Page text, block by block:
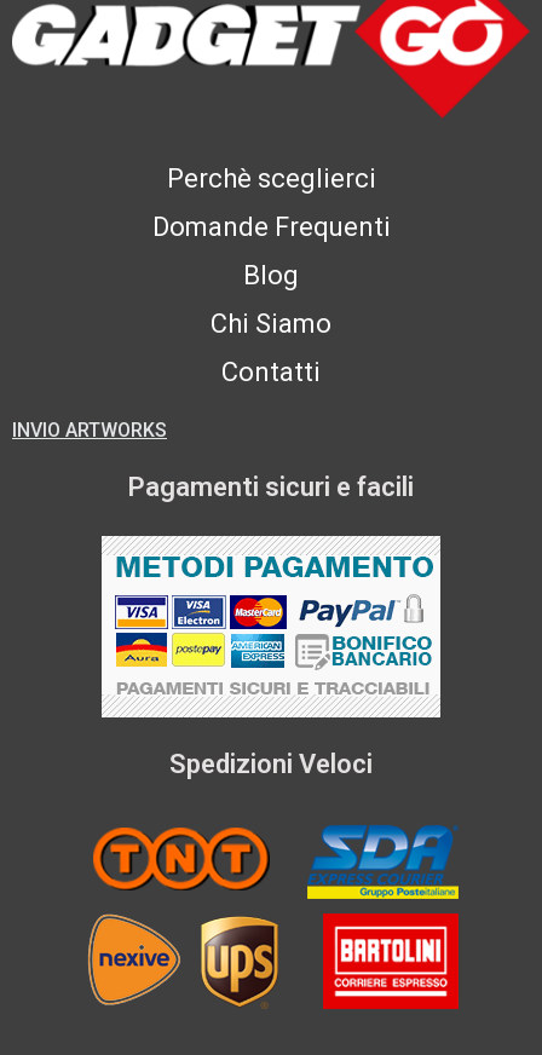
Perchè sceglierci
Domande Frequenti
Blog
Chi Siamo
Contatti
INVIO ARTWORKS
Pagamenti sicuri e facili
Spedizioni Veloci